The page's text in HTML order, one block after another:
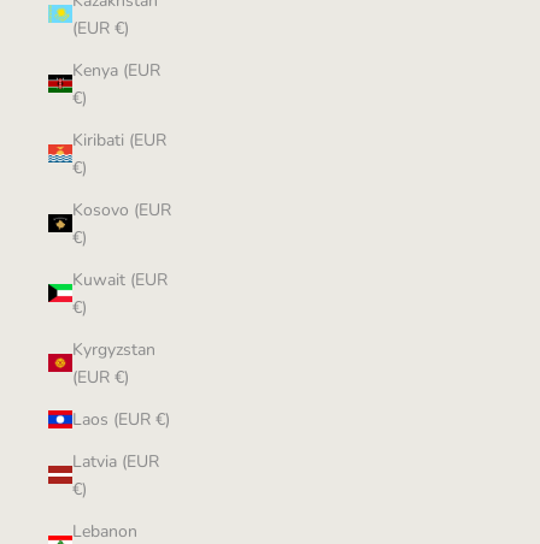
(EUR €)
Kenya (EUR
€)
Kiribati (EUR
€)
Kosovo (EUR
€)
Kuwait (EUR
€)
Kyrgyzstan
(EUR €)
Laos (EUR €)
Latvia (EUR
€)
Lebanon